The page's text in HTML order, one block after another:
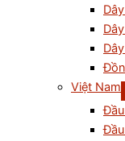
Việt Nam